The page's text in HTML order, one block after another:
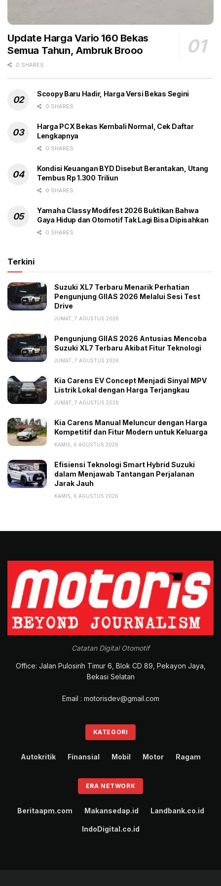
Update Harga Vario 160 Bekas
Semua Tahun, Ambruk Brooo
0 SHARES
Scoopy Baru Hadir, Harga Versi Bekas Segini
0 SHARES
Harga PCX Bekas Kembali Normal, Cek Daftar
Lengkapnya
0 SHARES
Kondisi Keuangan BYD Disebut Berantakan, Utang
Tembus Rp 1.300 Triliun
0 SHARES
Yamaha Classy Modifest 2026 Buktikan Bahwa
Gaya Hidup dan Otomotif Tak Lagi Bisa Dipisahkan
0 SHARES
Terkini
Suzuki XL7 Terbaru Menarik Perhatian
Pengunjung GIIAS 2026 Melalui Sesi Test
Drive
JUMAT, 7 AGUSTUS 2026
Pengunjung GIIAS 2026 Antusias Mencoba
Suzuki XL7 Terbaru Akibat Fitur Teknologi
JUMAT, 7 AGUSTUS 2026
Kia Carens EV Concept Menjadi Sinyal MPV
Listrik Lokal dengan Harga Terjangkau
JUMAT, 7 AGUSTUS 2026
Kia Carens Manual Meluncur dengan Harga
Kompetitif dan Fitur Modern untuk Keluarga
KAMIS, 6 AGUSTUS 2026
Efisiensi Teknologi Smart Hybrid Suzuki
dalam Menjawab Tantangan Perjalanan
Jarak Jauh
KAMIS, 6 AGUSTUS 2026
Catatan Digital Otomotif
Office: Jalan Pulosirih Timur 6, Blok CD 89, Pekayon Jaya,
Bekasi Selatan
Email : motorisdev@gmail.com
KATEGORI
Autokritik Finansial Mobil Motor Ragam
ERA NETWORK
Beritaapm.com Makansedap.id Landbank.co.id
IndoDigital.co.id